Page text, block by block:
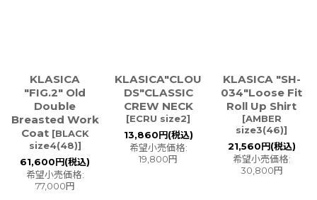
KLASICA
"FIG.2" Old
Double
Breasted Work
Coat [BLACK
size4(48)]
61,600円(税込)
希望小売価格:
77,000円
KLASICA"CLOU
DS"CLASSIC
CREW NECK
[ECRU size2]
13,860円(税込)
希望小売価格:
19,800円
KLASICA "SH-
034"Loose Fit
Roll Up Shirt
[AMBER
size3(46)]
21,560円(税込)
希望小売価格:
30,800円